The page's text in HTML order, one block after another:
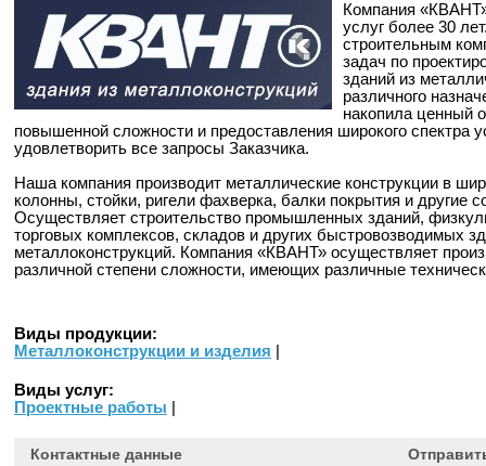
Компания
услуг более 30
строительным
задач по
зданий из
различного
накопила ценный
повышенной сложности и предоставления широкого спектра
удовлетворить все запросы Заказчика.
Наша компания производит металлические конструкции в
колонны, стойки, ригели фахверка, балки покрытия и другие
Осуществляет строительство промышленных зданий,
торговых комплексов, складов и других быстровозводимых
металлоконструкций. Компания «КВАНТ» осуществляет
различной степени сложности, имеющих различные
Виды продукции:
Металлоконструкции и изделия
Виды услуг:
Проектные работы
Контактные данные